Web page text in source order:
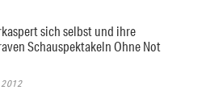
sich selbst und ihre
Schauspektakeln Ohne Not